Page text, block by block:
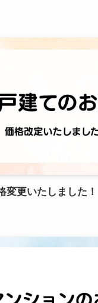
変更いたしました！